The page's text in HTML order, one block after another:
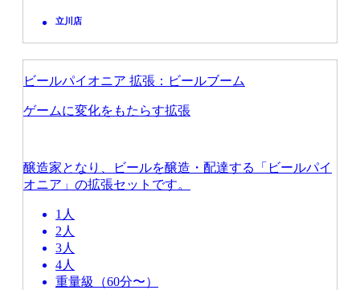
立川店
ビールパイオニア 拡張：ビールブーム
ゲームに変化をもたらす拡張
醸造家となり、ビールを醸造・配達する「ビールパイ
オニア」の拡張セットです。
1人
2人
3人
4人
重量級（60分〜）